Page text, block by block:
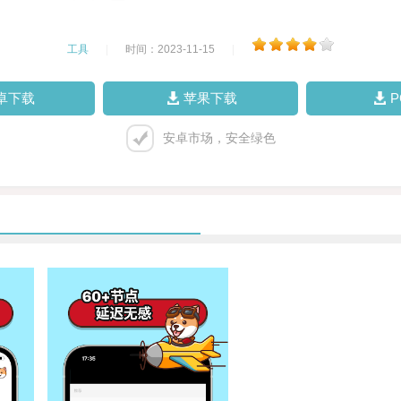
工具 时间：2023-11-15
下载 苹果下载
安卓市场，安全绿色